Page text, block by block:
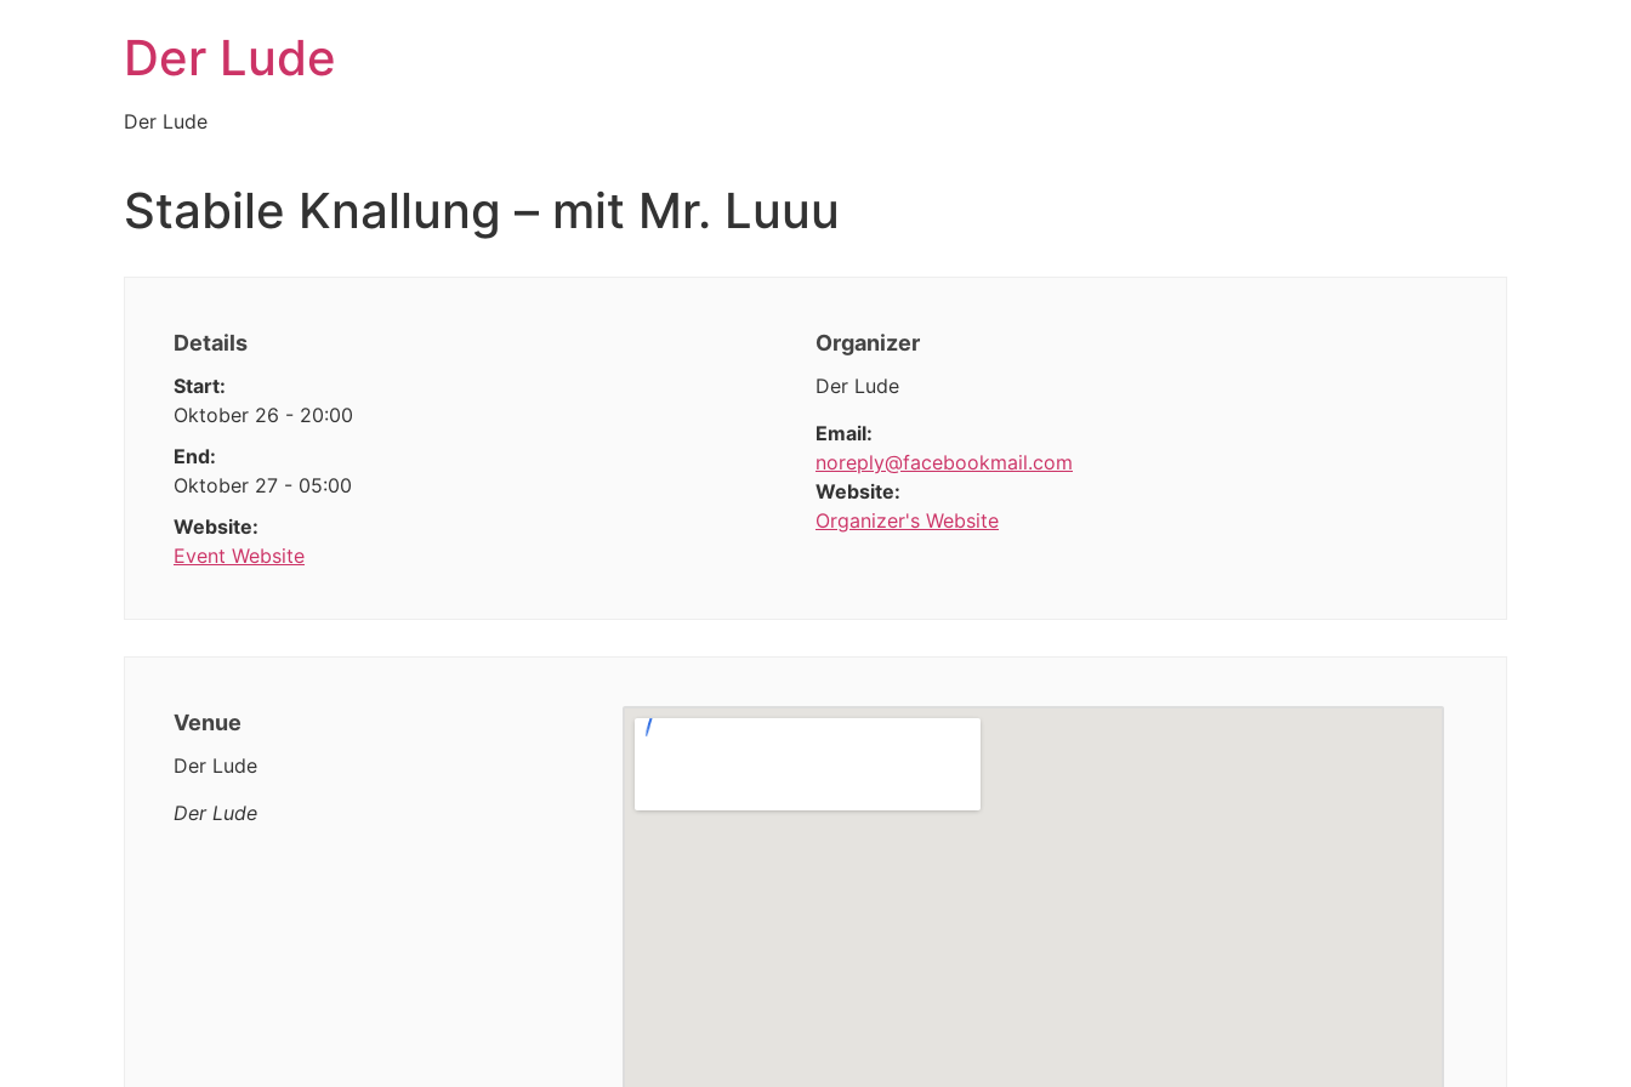
Der Lude
Der Lude
Stabile Knallung – mit Mr. Luuu
Details
Start:
Oktober 26 - 20:00
End:
Oktober 27 - 05:00
Website:
Event Website
Organizer
Der Lude
Email:
noreply@facebookmail.com
Website:
Organizer's Website
Venue
Der Lude
Der Lude